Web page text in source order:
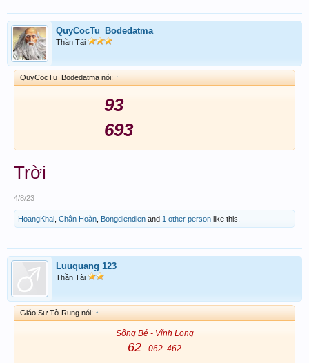
QuyCocTu_Bodedatma
Thần Tài
QuyCocTu_Bodedatma nói: ↑
93
693
Trời
4/8/23
HoangKhai Chân Hoàn Bongdiendien and 1 other person like this.
Luuquang 123
Thần Tài
Giáo Sư Tờ Rung nói: ↑
Sông Bé - Vĩnh Long
62 - 062. 462